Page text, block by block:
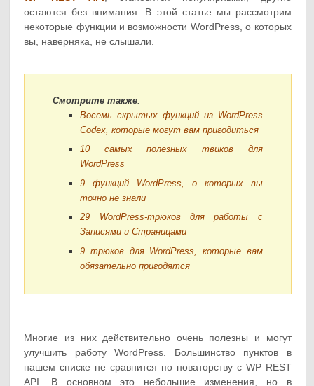
остаются без внимания. В этой статье мы рассмотрим
некоторые функции и возможности WordPress, о которых
вы, наверняка, не слышали.
Смотрите также:
Восемь скрытых функций из WordPress
Codex, которые могут вам пригодиться
10 самых полезных твиков для
WordPress
9 функций WordPress, о которых вы
точно не знали
29 WordPress-трюков для работы с
Записями и Страницами
9 трюков для WordPress, которые вам
обязательно пригодятся
Многие из них действительно очень полезны и могут
улучшить работу WordPress. Большинство пунктов в
нашем списке не сравнится по новаторству с WP REST
API. В основном это небольшие изменения, но в